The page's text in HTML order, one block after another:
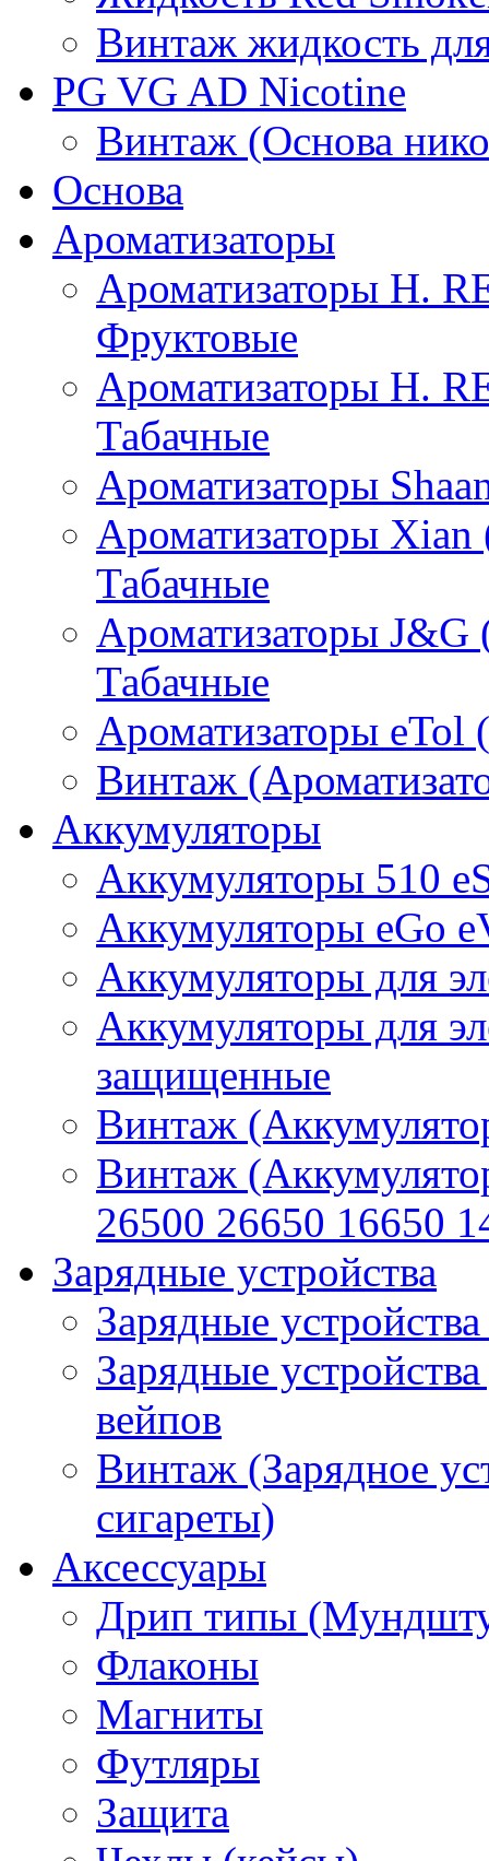
Винтаж жидкость
PG VG AD Nicotine
Винтаж (Основа
Основа
Ароматизаторы
Ароматизаторы H.
Фруктовые
Ароматизаторы H.
Табачные
Ароматизаторы
Ароматизаторы
Табачные
Ароматизаторы
Табачные
Ароматизаторы eTol
Винтаж
Аккумуляторы
Аккумуляторы 510
Аккумуляторы eGo
Аккумуляторы для
Аккумуляторы для
защищенные
Винтаж
Винтаж
26500 26650 16650
Зарядные устройства
Зарядные
Зарядные
вейпов
Винтаж (Зарядное
сигареты)
Аксессуары
Дрип типы
Флаконы
Магниты
Футляры
Защита